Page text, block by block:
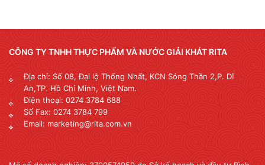
CÔNG TY TNHH THỰC PHẨM VÀ NƯỚC GIẢI KHÁT RITA
Địa chỉ: Số 08, Đại lộ Thống Nhất, KCN Sóng Thần 2,P. Dĩ
An,TP. Hồ Chí Minh, Việt Nam.
Điện thoại: 0274 3784 688
Số Fax: 0274 3784 799
Email: marketing@rita.com.vn